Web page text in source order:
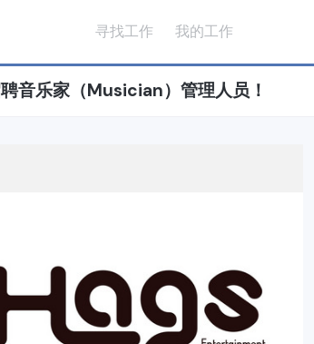
寻找工作 我的工作
聘音乐家（Musician）管理人员！